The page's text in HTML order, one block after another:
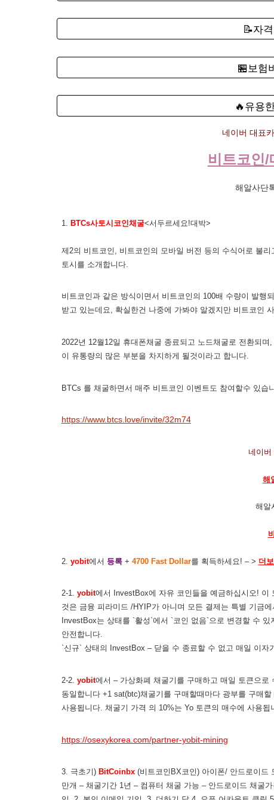
📝자
🏪보험
🔥유용
네이버 대표
비트코인/
해알사단
1. BTCs사토시코인채굴<서두르세요!대박>
제2의 비트코인, 비트코인의 모바일 버전 등의 수식어로 불
토시를 소개합니다.
비트코인과 같은 방식이면서 비트코인의 100배 수량이 발행
받고 있는데요, 확실한건 나중에 가봐야 알겠지만 비트코인
2022년 12월12일 휴대폰채굴 종료되고 노드채굴로 전환되
이 유통량의 많은 부분을 차지하게 될것이라고 합니다.
BTCs 를 채굴하면서 매주 비트코인 이벤트도 참여할수 있습
https://www.btcs.love/invite/32m74
네이버
해
해알
2. yobit에서 등록+ 4700 Fast Dollar를 획득하세요! – > 더
2-1. yobit에서 InvestBox에 자유 코인들을 예금하십시오! 이
것은 금융 피라미드 /HYIP가 아니며 모든 결제는 특별 기금
InvestBox는 상태를 `활성`에서 `코인 없음`으로 변경할 수
안전합니다.
`신규` 상태의 InvestBox – 닫을 수 종료할 수 없고 매일 이자
2-2. yobit에서 – 가상화폐 채굴기를 구매하고 매일 토큰으
동일합니다 +1 sat(btc)채굴기를 구매할때마다 광부를 구매
사용됩니다. 채굴기 가격 의 10%는 Yo 토큰의 매수에 사용됩
https://osexykorea.com/partner-yobit-mining
3. 극초기) BitCoinbx(비트코인BX코인) 아이폰/ 안드로이드
만개 – 채굴기간 1년 – 컴퓨터 채굴 가능 – 안드로이드 채굴